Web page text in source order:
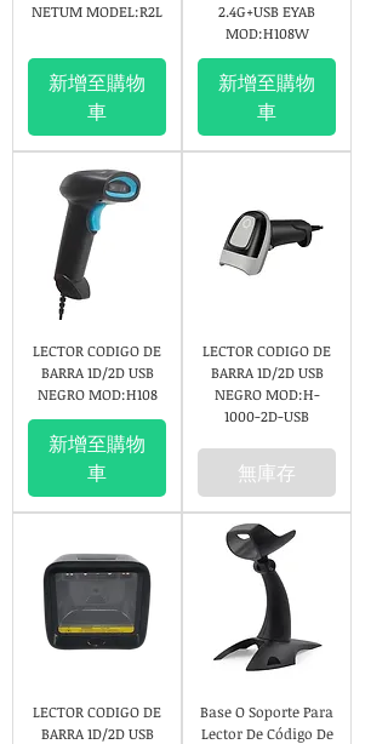
NETUM MODEL:R2L
新增至購物
車
2.4G+USB EYAB
MOD:H108W
新增至購物
車
LECTOR CODIGO DE
BARRA 1D/2D USB
NEGRO MOD:H108
新增至購物
車
LECTOR CODIGO DE
BARRA 1D/2D USB
NEGRO MOD:H-
1000-2D-USB
無庫存
LECTOR CODIGO DE
BARRA 1D/2D USB
Base O Soporte Para
Lector De Código De